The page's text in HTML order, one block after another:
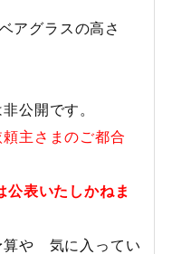
グラスの高さ
公開です。
主さまのご都合
公表いたしかねま
算や 気に入ってい